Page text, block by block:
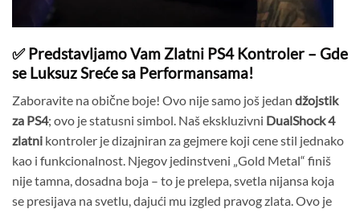
✅ Predstavljamo Vam Zlatni PS4 Kontroler – Gde
se Luksuz Sreće sa Performansama!
Zaboravite na obične boje! Ovo nije samo još jedan džojstik
za PS4; ovo je statusni simbol. Naš ekskluzivni DualShock 4
zlatni kontroler je dizajniran za gejmere koji cene stil jednako
kao i funkcionalnost. Njegov jedinstveni „Gold Metal“ finiš
nije tamna, dosadna boja – to je prelepa, svetla nijansa koja
se presijava na svetlu, dajući mu izgled pravog zlata. Ovo je